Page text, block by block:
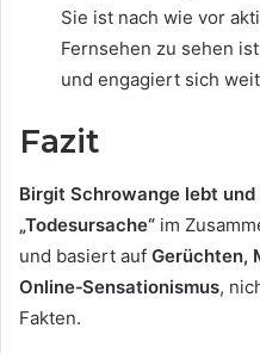
Sie ist nach wie vor
Fernsehen zu sehen
und engagiert sich
Fazit
Birgit Schrowange lebt
„Todesursache“ im
und basiert auf Gerüchten,
Online‑Sensationismus,
Fakten.